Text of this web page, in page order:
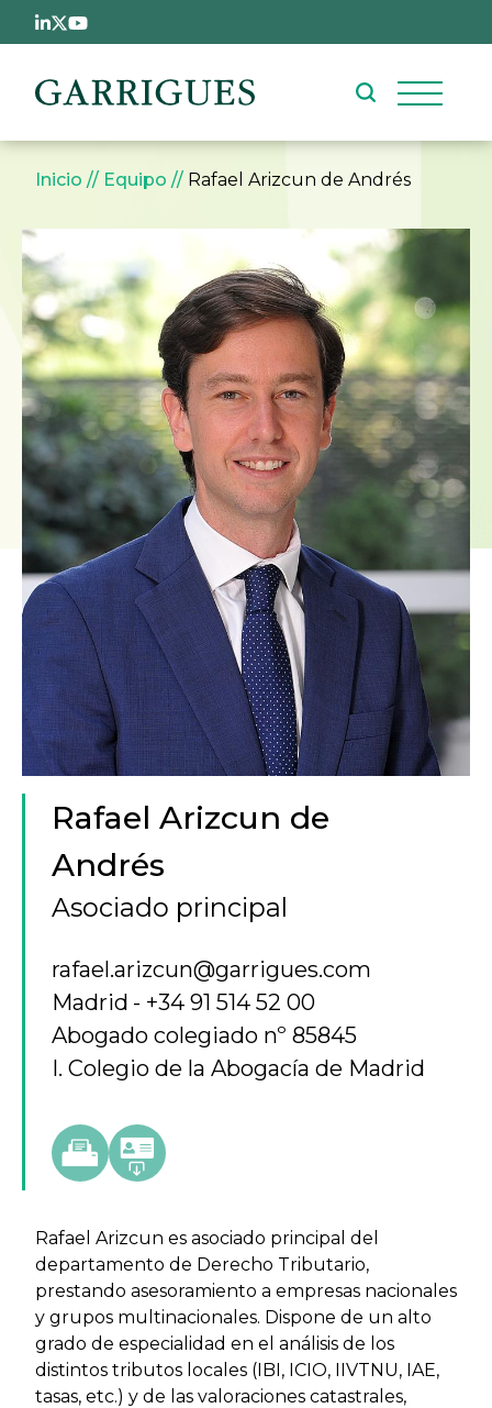
Pasar al contenido principal
Sobrescribir enlaces de
Inicio Equipo Rafael Arizcun de Andrés
Rafael Arizcun de
Andrés
Asociado principal
rafael.arizcun@garrigues.com
Madrid
+34 91 514 52 00
Abogado colegiado nº 85845
I. Colegio de la Abogacía de Madrid
Rafael Arizcun es asociado principal del
departamento de Derecho Tributario,
prestando asesoramiento a empresas nacionales
y grupos multinacionales. Dispone de un alto
grado de especialidad en el análisis de los
distintos tributos locales (IBI, ICIO, IIVTNU, IAE,
tasas, etc.) y de las valoraciones catastrales,